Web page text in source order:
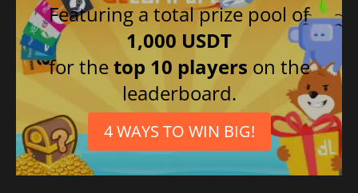
Featuring a total prize pool of
1,000 USDT
for thetop 10 players on the
leaderboard.
4 WAYS TO WIN BIG!